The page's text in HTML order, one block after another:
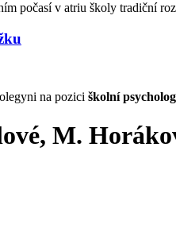
počasí v atriu školy tradiční
na pozici školní
M.